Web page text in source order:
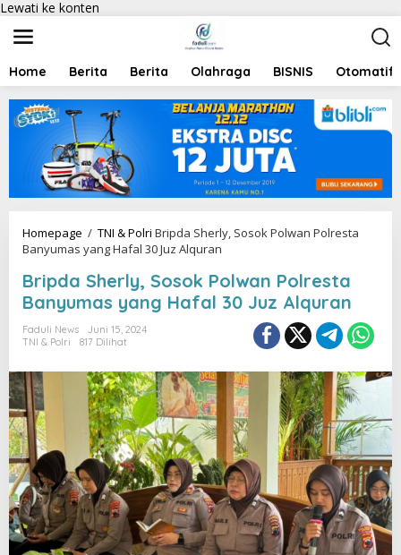
Lewati ke konten
Home Berita Berita Olahraga BISNIS Otomatif
Homepage / TNI & Polri Bripda Sherly, Sosok Polwan Polresta
Banyumas yang Hafal 30 Juz Alquran
Bripda Sherly, Sosok Polwan Polresta
Banyumas yang Hafal 30 Juz Alquran
Faduli News
Juni 15, 2024
TNI & Polri
817 Dilihat